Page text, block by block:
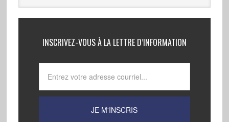
INSCRIVEZ-VOUS À LA LETTRE D’INFORMATION